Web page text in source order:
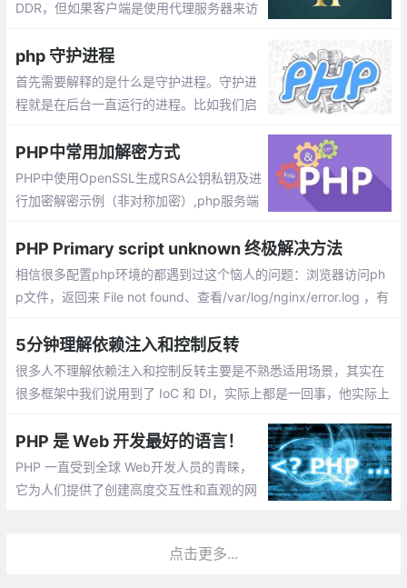
DDR，但如果客户端是使用代理服务器来访
是真正的客户端 IP 地址。要想透过代理服务
器取得客户端的真实 IP 地址，就要使用HTT
P_X_FORWARDED_FOR
php 守护进程
首先需要解释的是什么是守护进程。守护进
程就是在后台一直运行的进程。比如我们启
行的程序。
PHP中常用加解密方式
PHP中使用OpenSSL生成RSA公钥私钥及进
行加密解密示例（非对称加密）,php服务端
敏感的部分api数据传输进行数据加密，这时
候rsa非对称加密就能派上用处了，下面通过
一个例子来说明如何用php来实现数据的加
PHP Primary script unknown 终极解决方法
相信很多配置php环境的都遇到过这个恼人的问题：浏览器访问ph
p文件，返回来 File not found、查看/var/log/nginx/error.log ，有
5分钟理解依赖注入和控制反转
很多人不理解依赖注入和控制反转主要是不熟悉适用场景，其实在
很多框架中我们说用到了 IoC 和 DI，实际上都是一回事，他实际上
去理解 依赖注入 和 控制反转 时，我们需要有两个概念。
PHP 是 Web 开发最好的语言！
PHP 一直受到全球 Web开发人员的青睐，
它为人们提供了创建高度交互性和直观的网
我们来说明PHP是世界 Web开发的最佳语言
点击更多...